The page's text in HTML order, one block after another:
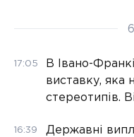
17:05
В Івано-
виставку, яка
стереотипів.
16:39
Державні